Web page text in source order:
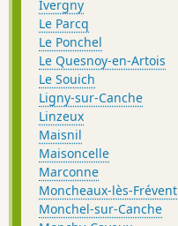
Ivergny
Le Parcq
Le Ponchel
Le Quesnoy-en-Artois
Le Souich
Ligny-sur-Canche
Linzeux
Maisnil
Maisoncelle
Marconne
Moncheaux-lès-Frévent
Monchel-sur-Canche